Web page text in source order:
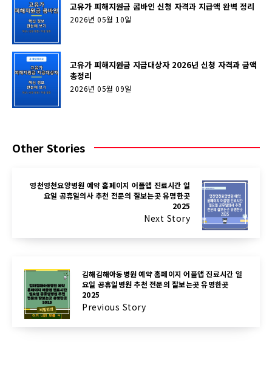
고유가 피해지원금 콤바인 신청 자격과 지급액 완벽 정리
2026년 05월 10일
고유가 피해지원금 지급대상자 2026년 신청 자격과 금액
총정리
2026년 05월 09일
Other Stories
영천영천요양병원 예약 홈페이지 어플앱 진료시간 일
요일 공휴일의사 추천 전문의 잘보는곳 유명한곳
2025
Next Story
김해김해아동병원 예약 홈페이지 어플앱 진료시간 일
요일 공휴일병원 추천 전문의 잘보는곳 유명한곳
2025
Previous Story